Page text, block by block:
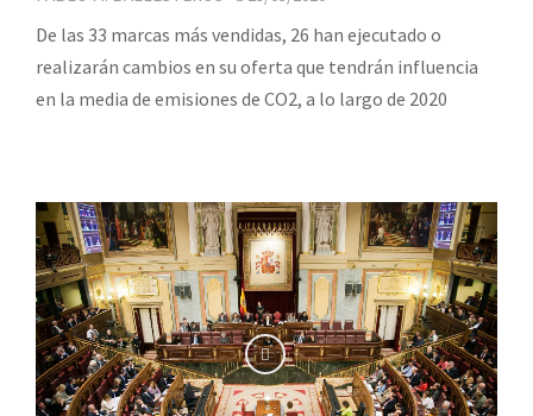
De las 33 marcas más vendidas, 26 han ejecutado o
realizarán cambios en su oferta que tendrán influencia
en la media de emisiones de CO2, a lo largo de 2020